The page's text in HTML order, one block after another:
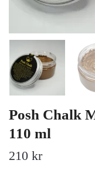
Posh Chalk
110 ml
210 kr